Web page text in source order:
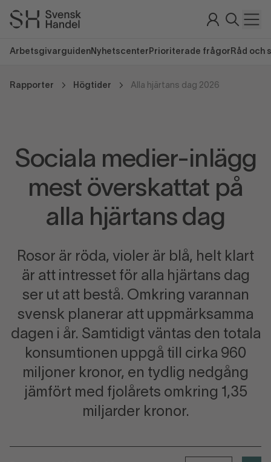
Arbetsgivarguiden Nyhetscenter Prioriterade frågor Råd och
Rapporter Högtider Alla hjärtans dag 2026
Sociala medier-inlägg
mest överskattat på
alla hjärtans dag
Rosor är röda, violer är blå, helt klart
är att intresset för alla hjärtans dag
ser ut att bestå. Omkring varannan
svensk planerar att uppmärksamma
dagen i år. Samtidigt väntas den totala
konsumtionen uppgå till cirka 960
miljoner kronor, en tydlig nedgång
jämfört med fjolårets omkring 1,35
miljarder kronor.